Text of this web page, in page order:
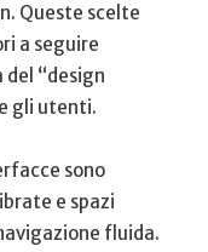
Queste scelte
a seguire
del “design
gli utenti.
sono
e‍ spazi
fluida.